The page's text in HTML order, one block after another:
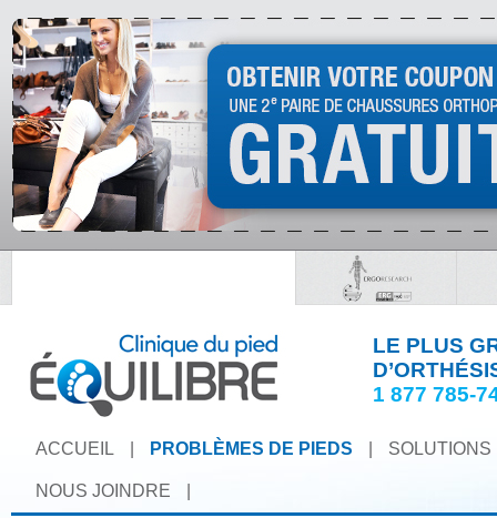
LE PLUS
1 877 785-
ACCUEIL PROBLÈMES DE PIEDS SOLUTIONS
NOUS JOINDRE